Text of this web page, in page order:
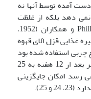
دست آمده توسط آنها نه
دهد بلکه از غلظت
بالاتری نیز برخوردار می گردد. Phillips و همکاران (1952،
جیره غذایی قزل آلای قهوه
چربی استفاده شده بود
رشد کاهش یافته و میزان مرگ و میر بعد از 12 هفته به 25
رسد امکان جایگزینی
و 25).